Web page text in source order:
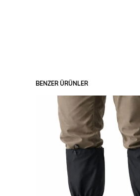
BENZER ÜRÜNLER